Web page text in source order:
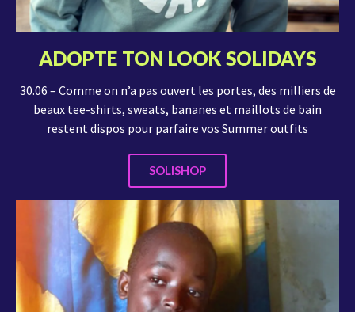
ADOPTE TON LOOK SOLIDAYS
30.06 – Comme on n’a pas ouvert les portes, des milliers de
beaux tee-shirts, sweats, bananes et maillots de bain
restent dispos pour parfaire vos Summer outfits
SOLISHOP